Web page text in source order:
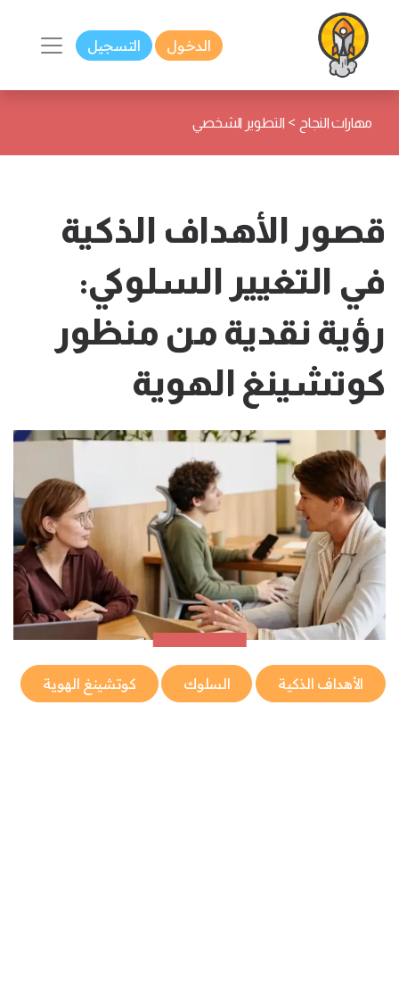
الدخول التسجيل
مهارات النجاح > التطوير الشخصي
قصور الأهداف الذكية
في التغيير السلوكي:
رؤية نقدية من منظور
كوتشينغ الهوية
الأهداف الذكية السلوك كوتشينغ الهوية